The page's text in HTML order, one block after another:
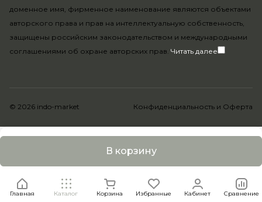
В корзину
Главная Каталог Корзина Избранные Кабинет Сравнение
доменное имя, фирменное наименование являются объектами
авторского права и прав на интеллектуальную собственность,
защищены российским законодательством и международными
соглашениями об охране авторских прав. Читать далее
© 2026 indo-market Конфиденциальность и Оферта